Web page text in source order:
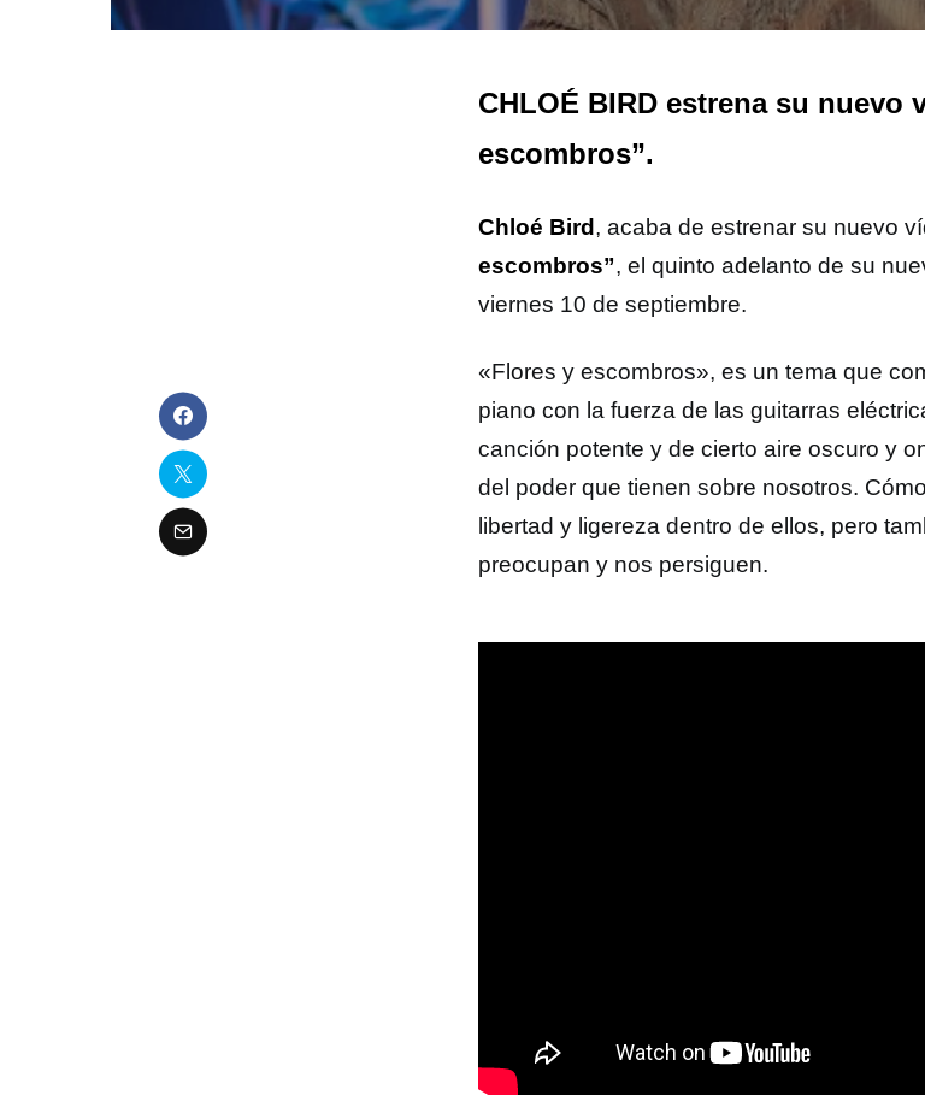
CHLOÉ BIRD estrena su nuevo
escombros”.
Chloé Bird , acaba de estrenar su nuevo
escombros”, el quinto adelanto de su
viernes 10 de septiembre.
«Flores y escombros», es un tema que
piano con la fuerza de las guitarras
canción potente y de cierto aire oscuro y
del poder que tienen sobre nosotros.
libertad y ligereza dentro de ellos, pero
preocupan y nos persiguen.